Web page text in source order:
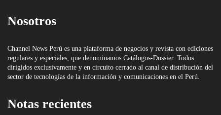
Nosotros
Channel News Perú es una plataforma de negocios y revista con ediciones
regulares y especiales, que denominamos Catálogos-Dossier. Todos
dirigidos exclusivamente y en circuito cerrado al canal de distribución del
sector de tecnologías de la información y comunicaciones en el Perú.
Notas recientes